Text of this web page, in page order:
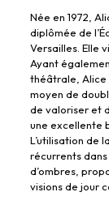
Née en 1972,
diplômée de
Versailles. Elle
Ayant
théâtrale, Alice
moyen de
de valoriser et
une excellente
L’utilisation de
récurrents
d’ombres,
visions de jour